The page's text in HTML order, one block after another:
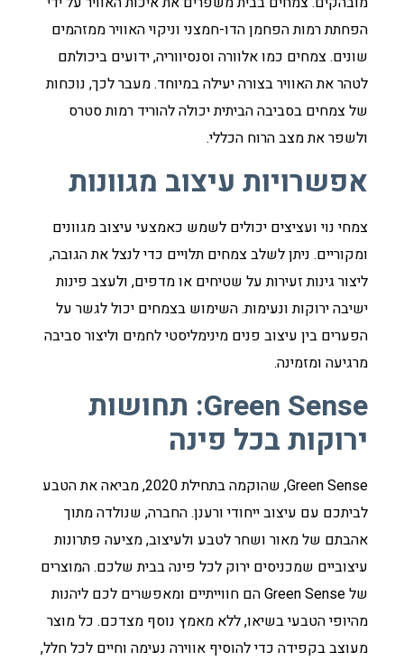
הפחתת רמות הפחמן הדו-חמצני וניקוי האוויר ממזהמים
שונים. צמחים כמו אלוורה וסנסיווריה, ידועים ביכולתם
לטהר את האוויר בצורה יעילה במיוחד. מעבר לכך, נוכחות
של צמחים בסביבה הביתית יכולה להוריד רמות סטרס
ולשפר את מצב הרוח הכללי.
אפשרויות עיצוב מגוונות
צמחי נוי ועציצים יכולים לשמש כאמצעי עיצוב מגוונים
ומקוריים. ניתן לשלב צמחים תלויים כדי לנצל את הגובה,
ליצור גינות זעירות על שטיחים או מדפים, ולעצב פינות
ישיבה ירוקות ונעימות. השימוש בצמחים יכול לגשר על
הפערים בין עיצוב פנים מינימליסטי לחמים וליצור סביבה
מרגיעה ומזמינה.
Green Sense: תחושות
ירוקות בכל פינה
Green Sense, שהוקמה בתחילת 2020, מביאה את הטבע
לביתכם עם עיצוב ייחודי ורענן. החברה, שנולדה מתוך
אהבתם של מאור ושחר לטבע ולעיצוב, מציעה פתרונות
עיצוביים שמכניסים ירוק לכל פינה בבית שלכם. המוצרים
של Green Sense הם חווייתיים ומאפשרים לכם ליהנות
מהיופי הטבעי בשיאו, ללא מאמץ נוסף מצדכם. כל מוצר
מעוצב בקפידה כדי להוסיף אווירה נעימה וחיים לכל חלל,